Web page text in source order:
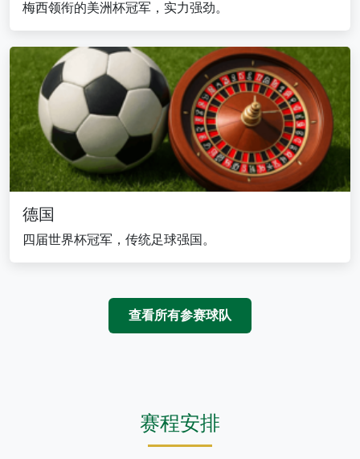
梅西领衔的美洲杯冠军，实力强劲。
德国
四届世界杯冠军，传统足球强国。
查看所有参赛球队
赛程安排